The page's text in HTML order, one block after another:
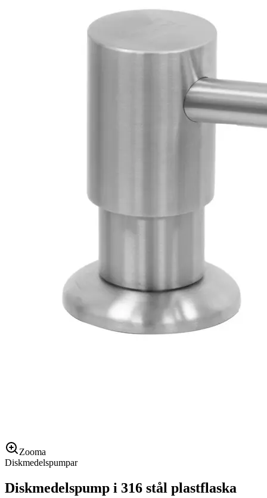
Zooma
Diskmedelspumpar
Diskmedelspump i 316 stål plastflaska